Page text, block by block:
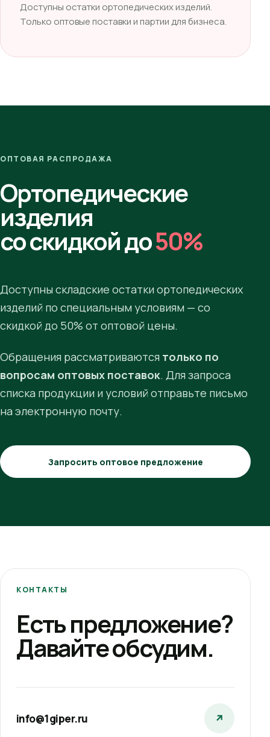
Доступны остатки ортопедических изделий.
Только оптовые поставки и партии для бизнеса.
ОПТОВАЯ РАСПРОДАЖА
Ортопедические
изделия
со скидкой до50%
Доступны складские остатки ортопедических
изделий по специальным условиям — со
скидкой до 50% от оптовой цены.
Обращения рассматриваются только по
вопросам оптовых поставок. Для запроса
списка продукции и условий отправьте письмо
на электронную почту.
Запросить оптовое предложение
КОНТАКТЫ
Есть предложение?
Давайте обсудим.
info@1giper.ru ↗